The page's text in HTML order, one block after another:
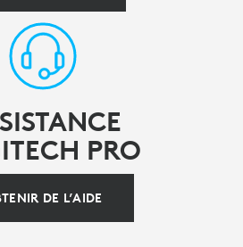
PRO
DE L’AIDE